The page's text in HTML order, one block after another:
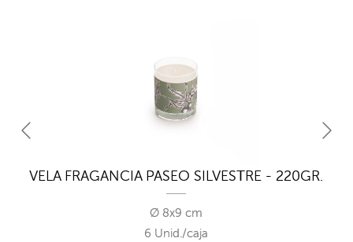
VELA FRAGANCIA PASEO SILVESTRE - 220GR.
Ø 8x9 cm
6 Unid./caja